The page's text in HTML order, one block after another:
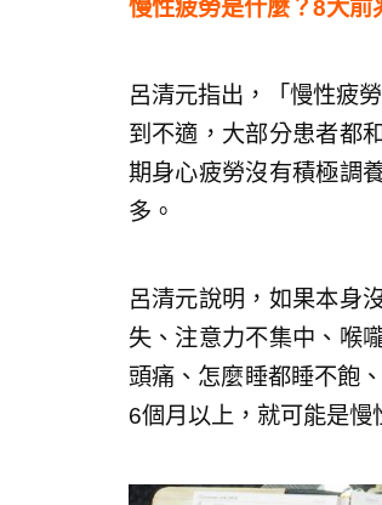
慢性疲勞是什麼？8大前
呂清元指出，「慢性疲
到不適，大部分患者都
期身心疲勞沒有積極調
多。
呂清元說明，如果本身
失、注意力不集中、喉
頭痛、怎麼睡都睡不飽
6個月以上，就可能是慢